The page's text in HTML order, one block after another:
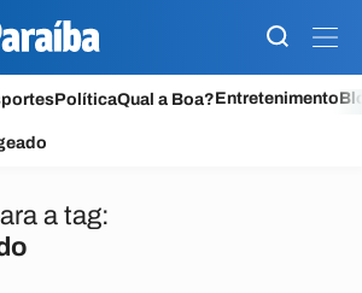
PolíticaQual a Boa?Entretenimento
a tag: